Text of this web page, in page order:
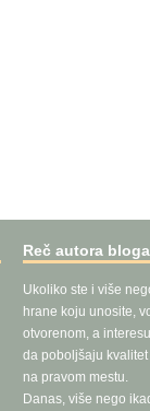
Reč autora
Ukoliko ste i više
hrane koju unosite,
otvorenom, a
da poboljšaju
na pravom mestu.
Danas, više nego